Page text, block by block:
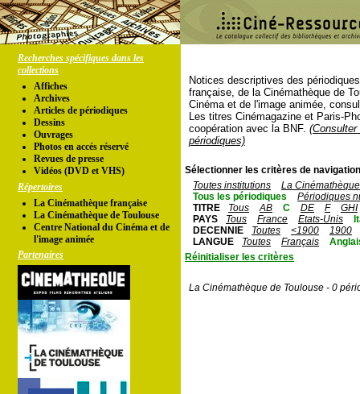
Recherches spécifiques dans les
collections
Affiches
Archives
Articles de périodiques
Dessins
Ouvrages
Photos en accés réservé
Revues de presse
Vidéos (DVD et VHS)
Répertoires
La Cinémathèque française
La Cinémathèque de Toulouse
Centre National du Cinéma et de
l'image animée
Partenaires
Notices descriptives des
française, de la Cinémathèque de
Cinéma et de l'image animée,
Les titres Cinémagazine et Paris-
coopération avec la BNF.
périodiques)
Sélectionner les critères de
Toutes institutions
La
Tous les périodiques
Périodiques
TITRE
Tous AB C DE F
GHI
PAYS
Tous France Etats-Unis
DECENNIE
Toutes <1900
1900
LANGUE
Toutes Français
Réinitialiser les critères
La Cinémathèque de Toulouse - 0